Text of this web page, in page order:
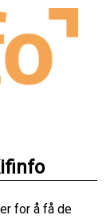
for å få de